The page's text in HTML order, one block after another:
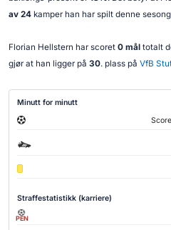
av 24kamper han har spilt denne
Florian Hellstern har scoret 0 måltotalt
gjør at han ligger på 30. plass på VfB
Minutt for minutt
Straffestatistikk (karriere)
PEN